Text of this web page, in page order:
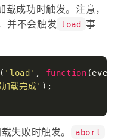
成功时触发。注意，
并不会触发 load
事
( 'load' , function (event
载完成' );
失败时触发。 abort